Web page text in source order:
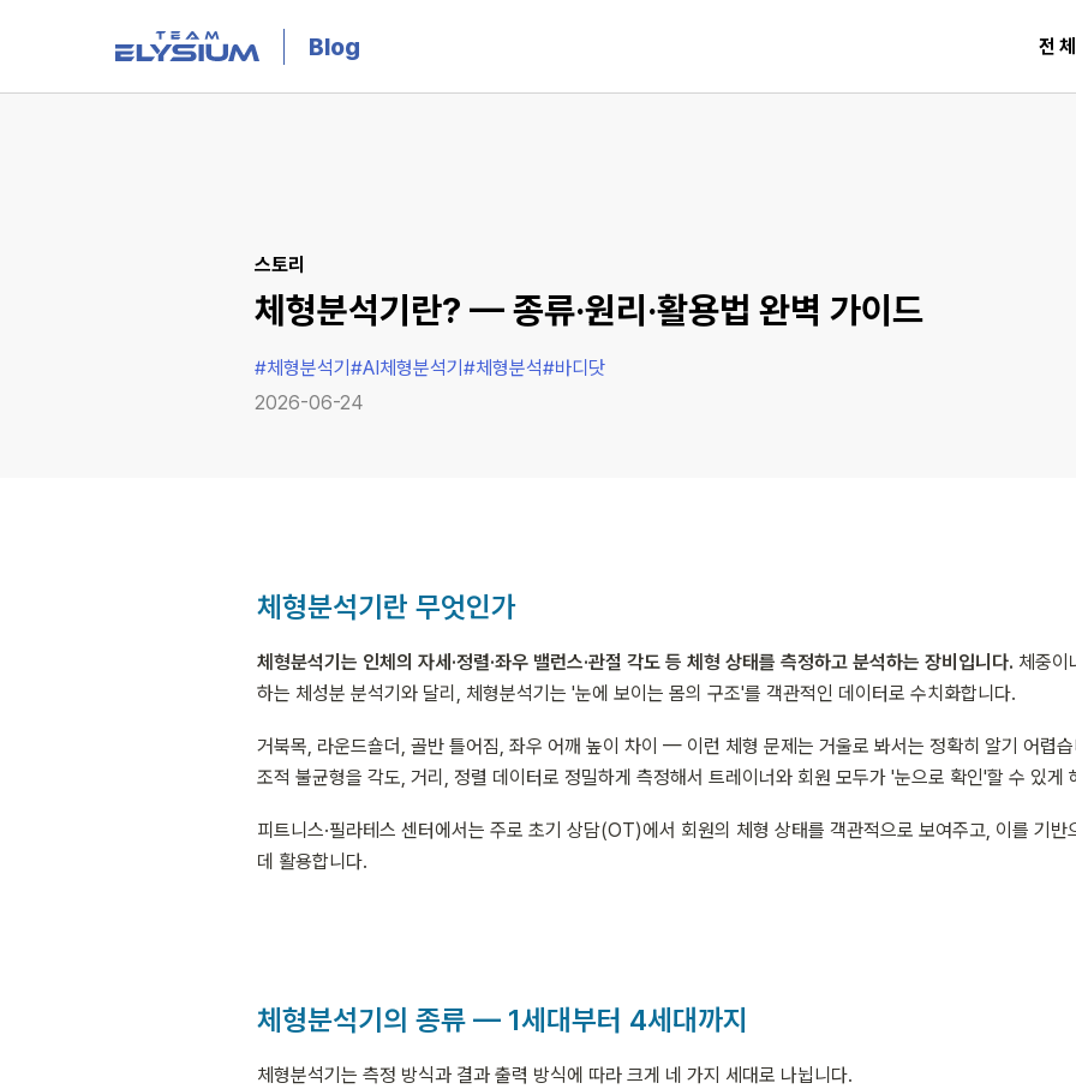
Blog 전
스토리
체형분석기란? — 종류·원리·활용법 완벽 가이드
#체형분석기 #AI체형분석기 #체형분석#바디닷
2026-06-24
체형분석기란 무엇인가
체형분석기는 인체의 자세·정렬·좌우 밸런스·관절 각도 등 체형 상태를 측정하고 분석하는 장비입니다. 체중이
하는 체성분 분석기와 달리, 체형분석기는 '눈에 보이는 몸의 구조'를 객관적인 데이터로 수치화합니다.
거북목, 라운드숄더, 골반 틀어짐, 좌우 어깨 높이 차이 — 이런 체형 문제는 거울로 봐서는 정확히 알기 어렵
조적 불균형을 각도, 거리, 정렬 데이터로 정밀하게 측정해서 트레이너와 회원 모두가 '눈으로 확인'할 수 있게
피트니스·필라테스 센터에서는 주로 초기 상담(OT)에서 회원의 체형 상태를 객관적으로 보여주고, 이를 기
데 활용합니다.
체형분석기의 종류 — 1세대부터 4세대까지
체형분석기는 측정 방식과 결과 출력 방식에 따라 크게 네 가지 세대로 나뉩니다.